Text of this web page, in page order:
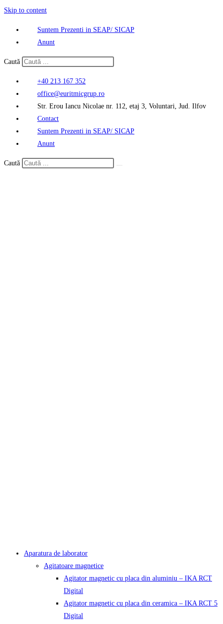
Skip to content
Suntem Prezenti in SEAP/ SICAP
Anunt
Caută
+40 213 167 352
office@euritmicgrup.ro
Str. Erou Iancu Nicolae nr. 112, etaj 3, Voluntari, Jud. Ilfov
Contact
Suntem Prezenti in SEAP/ SICAP
Anunt
Caută
Aparatura de laborator
Agitatoare magnetice
Agitator magnetic cu placa din aluminiu – IKA RCT
Digital
Agitator magnetic cu placa din ceramica – IKA RCT 5
Digital